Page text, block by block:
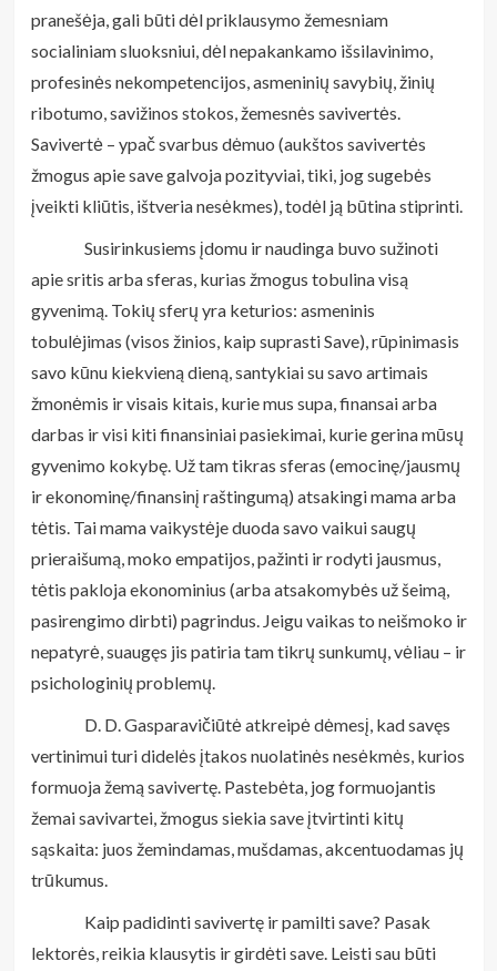
pranešėja, gali būti dėl priklausymo žemesniam
socialiniam sluoksniui, dėl nepakankamo išsilavinimo,
profesinės nekompetencijos, asmeninių savybių, žinių
ribotumo, savižinos stokos, žemesnės savivertės.
Savivertė – ypač svarbus dėmuo (aukštos savivertės
žmogus apie save galvoja pozityviai, tiki, jog sugebės
įveikti kliūtis, ištveria nesėkmes), todėl ją būtina stiprinti.
Susirinkusiems įdomu ir naudinga buvo sužinoti
apie sritis arba sferas, kurias žmogus tobulina visą
gyvenimą. Tokių sferų yra keturios: asmeninis
tobulėjimas (visos žinios, kaip suprasti Save), rūpinimasis
savo kūnu kiekvieną dieną, santykiai su savo artimais
žmonėmis ir visais kitais, kurie mus supa, finansai arba
darbas ir visi kiti finansiniai pasiekimai, kurie gerina mūsų
gyvenimo kokybę. Už tam tikras sferas (emocinę/jausmų
ir ekonominę/finansinį raštingumą) atsakingi mama arba
tėtis. Tai mama vaikystėje duoda savo vaikui saugų
prieraišumą, moko empatijos, pažinti ir rodyti jausmus,
tėtis pakloja ekonominius (arba atsakomybės už šeimą,
pasirengimo dirbti) pagrindus. Jeigu vaikas to neišmoko ir
nepatyrė, suaugęs jis patiria tam tikrų sunkumų, vėliau – ir
psichologinių problemų.
D. D. Gasparavičiūtė atkreipė dėmesį, kad savęs
vertinimui turi didelės įtakos nuolatinės nesėkmės, kurios
formuoja žemą savivertę. Pastebėta, jog formuojantis
žemai savivartei, žmogus siekia save įtvirtinti kitų
sąskaita: juos žemindamas, mušdamas, akcentuodamas jų
trūkumus.
Kaip padidinti savivertę ir pamilti save? Pasak
lektorės, reikia klausytis ir girdėti save. Leisti sau būti